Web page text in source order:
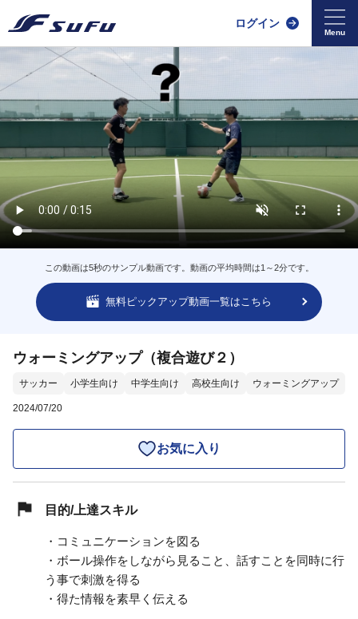
ログイン
この動画は5秒のサンプル動画です。動画の平均時間は1～2分です。
無料ピックアップ動画一覧はこちら
ウォーミングアップ（複合遊び２）
サッカー 小学生向け 中学生向け 高校生向け ウォーミングアップ
2024/07/20
お気に入り
目的/上達スキル
・コミュニケーションを図る
・ボール操作をしながら見ること、話すことを同時に行
う事で刺激を得る
・得た情報を素早く伝える